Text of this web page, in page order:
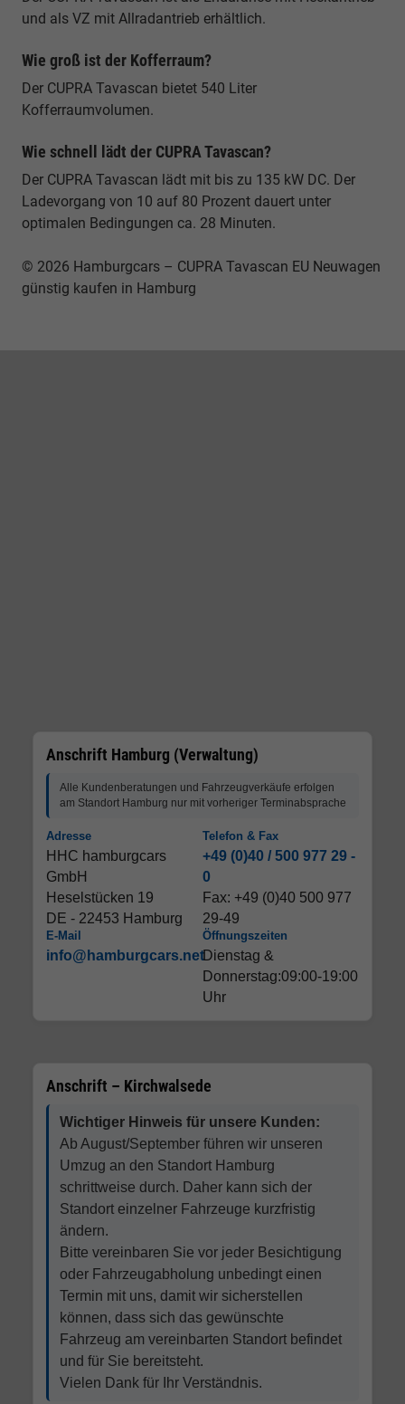
und als VZ mit Allradantrieb erhältlich.
Wie groß ist der Kofferraum?
Der CUPRA Tavascan bietet 540 Liter
Kofferraumvolumen.
Wie schnell lädt der CUPRA Tavascan?
Der CUPRA Tavascan lädt mit bis zu 135 kW DC. Der
Ladevorgang von 10 auf 80 Prozent dauert unter
optimalen Bedingungen ca. 28 Minuten.
© 2026 Hamburgcars – CUPRA Tavascan EU Neuwagen
günstig kaufen in Hamburg
Anschrift Hamburg (Verwaltung)
Alle Kundenberatungen und Fahrzeugverkäufe erfolgen
am Standort Hamburg nur mit vorheriger Terminabsprache
Adresse
HHC hamburgcars
GmbH
Heselstücken 19
DE - 22453 Hamburg
Telefon & Fax
+49 (0)40 / 500 977 29 -
0
Fax: +49 (0)40 500 977
29-49
E-Mail
info@hamburgcars.net
Öffnungszeiten
Dienstag &
Donnerstag:09:00-19:00
Uhr
Anschrift – Kirchwalsede
Wichtiger Hinweis für unsere Kunden:
Ab August/September führen wir unseren
Umzug an den Standort Hamburg
schrittweise durch. Daher kann sich der
Standort einzelner Fahrzeuge kurzfristig
ändern.
Bitte vereinbaren Sie vor jeder Besichtigung
oder Fahrzeugabholung unbedingt einen
Termin mit uns, damit wir sicherstellen
können, dass sich das gewünschte
Fahrzeug am vereinbarten Standort befindet
und für Sie bereitsteht.
Vielen Dank für Ihr Verständnis.